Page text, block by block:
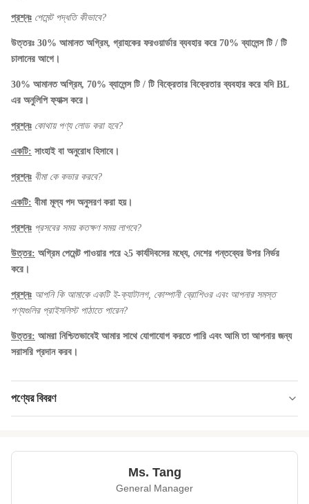
প্রশ্নঃ পেমেন্ট পদ্ধতি কীভাবে?
উত্তরঃ 30% আমানত অগ্রিম, গ্রাহকের ফরওয়ার্ডার ব্যবহার করে 70% ব্যালেন্স টি / টি
চালানের আগে।
30% আমানত অগ্রিম, 70% ব্যালেন্স টি / টি বিক্রেতার বিক্রেতার ব্যবহার করে যদি BL
এর অনুলিপি ফ্যাক্স করে।
প্রশ্নঃ কোথায় পণ্য লোড করা হবে?
একটি: সাংহাই বা অনুরোধ হিসাবে।
প্রশ্নঃ বীমা কে কভার করবে?
একটি: বীমা মূল্য পদ অনুসরণ করা হয়।
প্রশ্নঃ প্রসবের সময় কতক্ষণ সময় লাগবে?
উত্তর: অগ্রিম পেমেন্ট পাওয়ার পরে ২5 কার্যদিবসের মধ্যে, দেশের গন্তব্যের উপর নির্ভর
করে।
প্রশ্নঃ আপনি কি আমাকে একটি ই-ক্যাটালগ, কোম্পানী ব্রোশিওর এবং আপনার সমস্ত
পণ্যগুলির প্রাইসলিস্ট পাঠাতে পারেন?
উত্তর: আমরা নিশ্চিতভাবেই আমার সাথে যোগাযোগ করতে পারি এবং আমি তা আপনার জন্য
সরাসরি প্রদান করব।
পণ্যের বিবরণ
Falvor: কালো মরিচ, পনির, লবণাক্ত, ভাসাবি, বেকন
Ms. Tang
General Manager